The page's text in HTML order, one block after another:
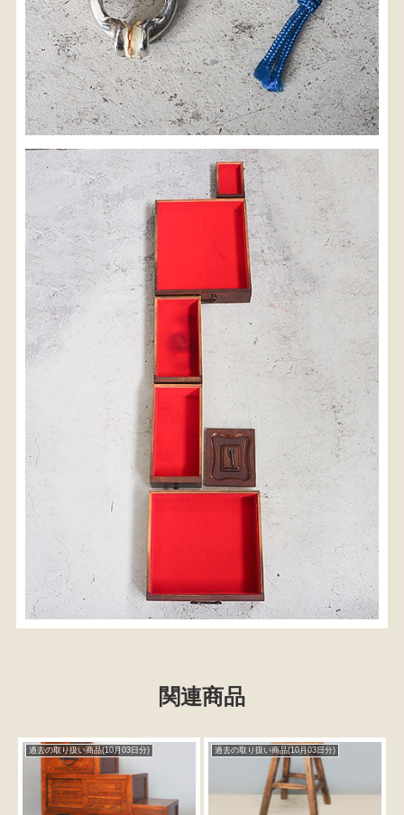
関連商品
過去の取り扱い商品(10月03日分) 過去の取り扱い商品(10月03日分)